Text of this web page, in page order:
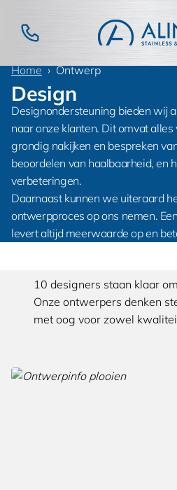
Home Ontwerp
Design
Designondersteuning bieden wij
naar onze klanten. Dit omvat
grondig nakijken en bespreken
beoordelen van haalbaarheid, en
verbeteringen.
Daarnaast kunnen we uiteraard
ontwerpproces op ons nemen.
levert altijd meerwaarde op en
10 designers staan klaar
Onze ontwerpers denken
met oog voor zowel